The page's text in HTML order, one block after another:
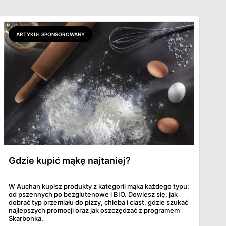
ARTYKUŁ SPONSOROWANY
Gdzie kupić mąkę najtaniej?
W Auchan kupisz produkty z kategorii mąka każdego typu:
od pszennych po bezglutenowe i BIO. Dowiesz się, jak
dobrać typ przemiału do pizzy, chleba i ciast, gdzie szukać
najlepszych promocji oraz jak oszczędzać z programem
Skarbonka.